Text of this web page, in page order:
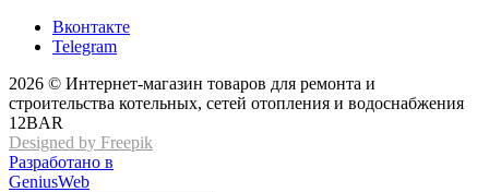
Вконтакте
Telegram
2026 © Интернет-магазин товаров для ремонта и
строительства котельных, сетей отопления и водоснабжения
12BAR
Designed by Freepik
Разработано в
GeniusWeb